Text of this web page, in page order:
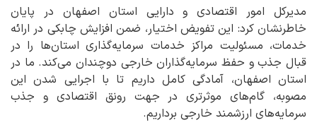
مدیرکل امور اقتصادی و دارایی استان اصفهان در پایان
خاطرنشان کرد: این تفویض اختیار، ضمن افزایش چابکی در ارائه
خدمات، مسئولیت مراکز خدمات سرمایه‌گذاری استان‌ها را در
قبال جذب و حفظ سرمایه‌گذاران خارجی دوچندان می‌کند. ما در
استان اصفهان، آمادگی کامل داریم تا با اجرایی شدن این
مصوبه، گام‌های موثرتری در جهت رونق اقتصادی و جذب
سرمایه‌های ارزشمند خارجی برداریم.